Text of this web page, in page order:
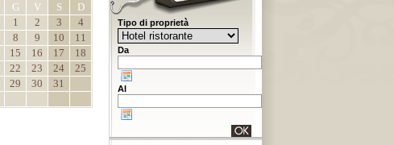
G V S
D
1
2 3
4
8 9 10
11
15 16 17
18
22 23 24
25
29 30 31
Tipo di proprietà
Da
Al